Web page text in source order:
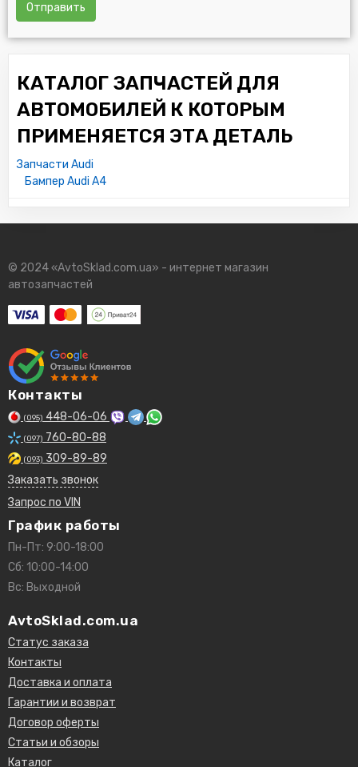
Отправить
КАТАЛОГ ЗАПЧАСТЕЙ ДЛЯ
АВТОМОБИЛЕЙ К КОТОРЫМ
ПРИМЕНЯЕТСЯ ЭТА ДЕТАЛЬ
Запчасти Audi
Бампер Audi A4
© 2024 «AvtoSklad.com.ua» - интернет магазин
автозапчастей
Контакты
(095) 448-06-06
(097) 760-80-88
(093) 309-89-89
Заказать звонок
Запрос по VIN
График работы
Пн-Пт: 9:00-18:00
Сб: 10:00-14:00
Вс: Выходной
AvtoSklad.com.ua
Статус заказа
Контакты
Доставка и оплата
Гарантии и возврат
Договор оферты
Статьи и обзоры
Каталог